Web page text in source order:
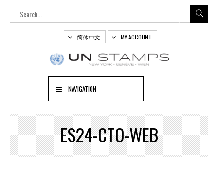
简体中文 MY ACCOUNT
NAVIGATION
ES24-CTO-WEB